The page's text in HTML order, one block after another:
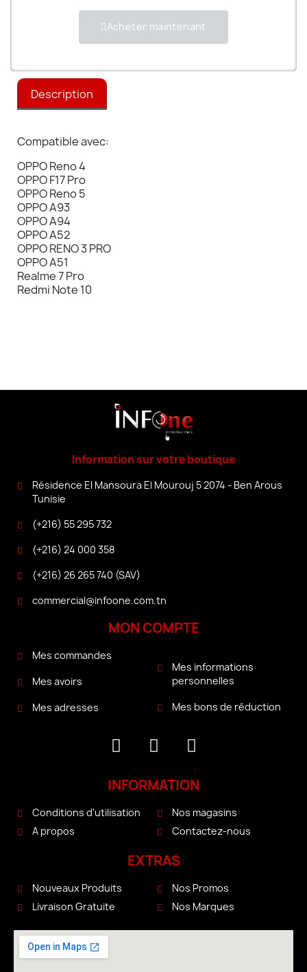
Acheter maintenant
Description
Compatible avec:
OPPO Reno 4
OPPO F17 Pro
OPPO Reno 5
OPPO A93
OPPO A94
OPPO A52
OPPO RENO 3 PRO
OPPO A51
Realme 7 Pro
Redmi Note 10
Information sur votre boutique
Résidence El Mansoura El Mourouj 5 2074 - Ben Arous
Tunisie
(+216) 55 295 732
(+216) 24 000 358
(+216) 26 265 740 (SAV)
commercial@infoone.com.tn
MON COMPTE
Mes commandes
Mes avoirs
Mes adresses
Mes informations
personnelles
Mes bons de réduction
INFORMATION
Conditions d'utilisation
A propos
Nos magasins
Contactez-nous
EXTRAS
Nouveaux Produits
Livraison Gratuite
Nos Promos
Nos Marques